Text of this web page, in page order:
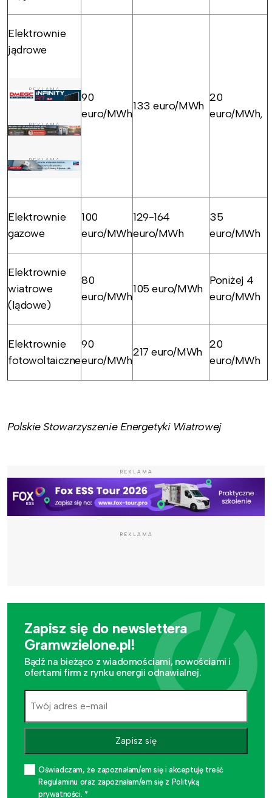
Elektrownie
jądrowe
REKLAMA
REKLAMA
REKLAMA
90
euro/MWh
133 euro/MWh
20
euro/MWh,
Elektrownie
gazowe
100
euro/MWh
129-164
euro/MWh
35
euro/MWh
Elektrownie
wiatrowe
(lądowe)
80
euro/MWh
105 euro/MWh
Poniżej 4
euro/MWh
Elektrownie
fotowoltaiczne
90
euro/MWh
217 euro/MWh
20
euro/MWh
Polskie Stowarzyszenie Energetyki Wiatrowej
REKLAMA
REKLAMA
Zapisz się do newslettera
Gramwzielone.pl!
Bądź na bieżąco z wiadomościami, nowościami i
ofertami firm z rynku energii odnawialnej.
Zapisz się
Oświadczam, że zapoznałam/em się i akceptuję treść
Regulaminu oraz zapoznałam/em się z Polityką
prywatności. *